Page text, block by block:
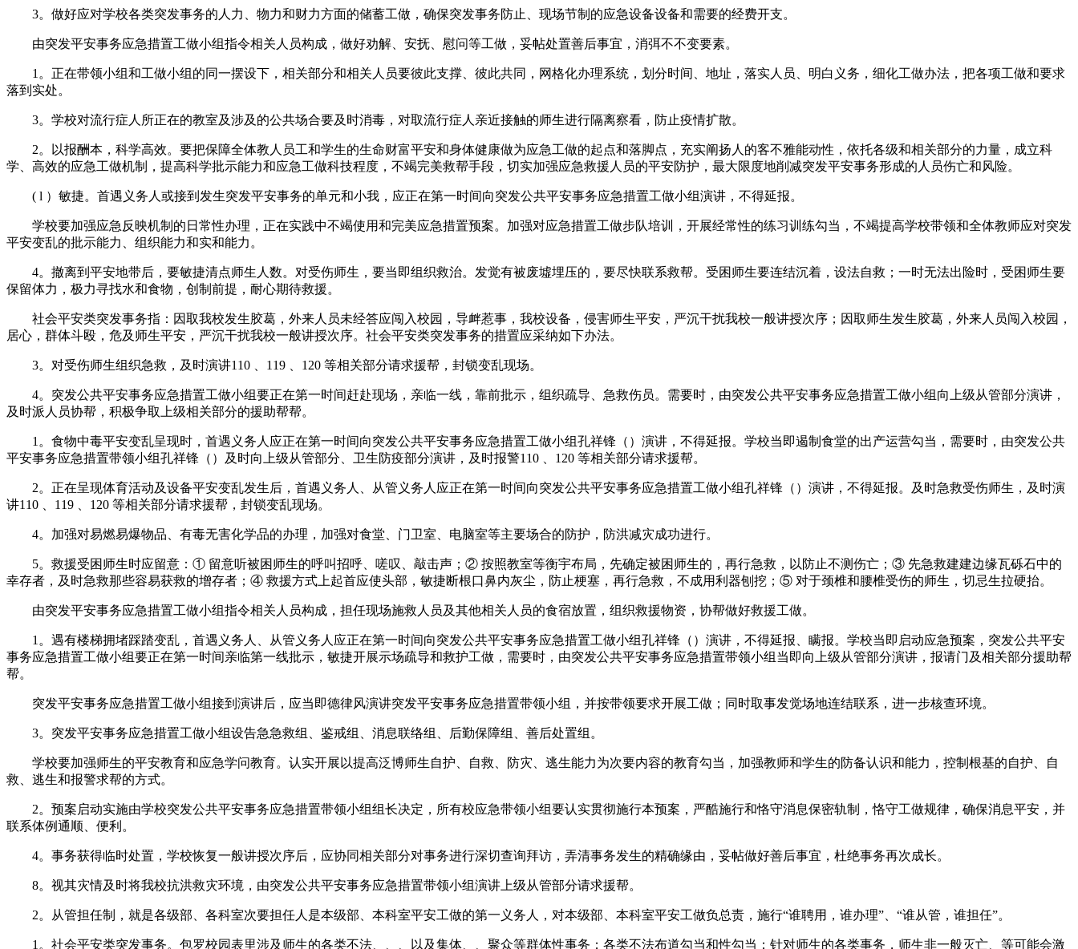
3。做好应对学校各类突发事务的人力、物力和财力方面的储蓄工做，确保突发事务防止、现场节制的应急设备设备和需要的经费开支。
由突发平安事务应急措置工做小组指令相关人员构成，做好劝解、安抚、慰问等工做，妥帖处置善后事宜，消弭不不变要素。
1。正在带领小组和工做小组的同一摆设下，相关部分和相关人员要彼此支撑、彼此共同，网格化办理系统，划分时间、地址，落实人员、明白义务，细化工做办法，把各项工做和要求
落到实处。
3。学校对流行症人所正在的教室及涉及的公共场合要及时消毒，对取流行症人亲近接触的师生进行隔离察看，防止疫情扩散。
2。以报酬本，科学高效。要把保障全体教人员工和学生的生命财富平安和身体健康做为应急工做的起点和落脚点，充实阐扬人的客不雅能动性，依托各级和相关部分的力量，成立科
学、高效的应急工做机制，提高科学批示能力和应急工做科技程度，不竭完美救帮手段，切实加强应急救援人员的平安防护，最大限度地削减突发平安事务形成的人员伤亡和风险。
( l ）敏捷。首遇义务人或接到发生突发平安事务的单元和小我，应正在第一时间向突发公共平安事务应急措置工做小组演讲，不得延报。
学校要加强应急反映机制的日常性办理，正在实践中不竭使用和完美应急措置预案。加强对应急措置工做步队培训，开展经常性的练习训练勾当，不竭提高学校带领和全体教师应对突发
平安变乱的批示能力、组织能力和实和能力。
4。撤离到平安地带后，要敏捷清点师生人数。对受伤师生，要当即组织救治。发觉有被废墟埋压的，要尽快联系救帮。受困师生要连结沉着，设法自救；一时无法出险时，受困师生要
保留体力，极力寻找水和食物，创制前提，耐心期待救援。
社会平安类突发事务指：因取我校发生胶葛，外来人员未经答应闯入校园，导衅惹事，我校设备，侵害师生平安，严沉干扰我校一般讲授次序；因取师生发生胶葛，外来人员闯入校园，
居心，群体斗殴，危及师生平安，严沉干扰我校一般讲授次序。社会平安类突发事务的措置应采纳如下办法。
3。对受伤师生组织急救，及时演讲110 、119 、120 等相关部分请求援帮，封锁变乱现场。
4。突发公共平安事务应急措置工做小组要正在第一时间赶赴现场，亲临一线，靠前批示，组织疏导、急救伤员。需要时，由突发公共平安事务应急措置工做小组向上级从管部分演讲，
及时派人员协帮，积极争取上级相关部分的援助帮帮。
1。食物中毒平安变乱呈现时，首遇义务人应正在第一时间向突发公共平安事务应急措置工做小组孔祥锋（）演讲，不得延报。学校当即遏制食堂的出产运营勾当，需要时，由突发公共
平安事务应急措置带领小组孔祥锋（）及时向上级从管部分、卫生防疫部分演讲，及时报警110 、120 等相关部分请求援帮。
2。正在呈现体育活动及设备平安变乱发生后，首遇义务人、从管义务人应正在第一时间向突发公共平安事务应急措置工做小组孔祥锋（）演讲，不得延报。及时急救受伤师生，及时演
讲110 、119 、120 等相关部分请求援帮，封锁变乱现场。
4。加强对易燃易爆物品、有毒无害化学品的办理，加强对食堂、门卫室、电脑室等主要场合的防护，防洪减灾成功进行。
5。救援受困师生时应留意：① 留意听被困师生的呼叫招呼、嗟叹、敲击声；② 按照教室等衡宇布局，先确定被困师生的，再行急救，以防止不测伤亡；③ 先急救建建边缘瓦砾石中的
幸存者，及时急救那些容易获救的增存者；④ 救援方式上起首应使头部，敏捷断根口鼻内灰尘，防止梗塞，再行急救，不成用利器刨挖；⑤ 对于颈椎和腰椎受伤的师生，切忌生拉硬抬。
由突发平安事务应急措置工做小组指令相关人员构成，担任现场施救人员及其他相关人员的食宿放置，组织救援物资，协帮做好救援工做。
1。遇有楼梯拥堵踩踏变乱，首遇义务人、从管义务人应正在第一时间向突发公共平安事务应急措置工做小组孔祥锋（）演讲，不得延报、瞒报。学校当即启动应急预案，突发公共平安
事务应急措置工做小组要正在第一时间亲临第一线批示，敏捷开展示场疏导和救护工做，需要时，由突发公共平安事务应急措置带领小组当即向上级从管部分演讲，报请门及相关部分援助帮
帮。
突发平安事务应急措置工做小组接到演讲后，应当即德律风演讲突发平安事务应急措置带领小组，并按带领要求开展工做；同时取事发觉场地连结联系，进一步核查环境。
3。突发平安事务应急措置工做小组设告急急救组、鉴戒组、消息联络组、后勤保障组、善后处置组。
学校要加强师生的平安教育和应急学问教育。认实开展以提高泛博师生自护、自救、防灾、逃生能力为次要内容的教育勾当，加强教师和学生的防备认识和能力，控制根基的自护、自
救、逃生和报警求帮的方式。
2。预案启动实施由学校突发公共平安事务应急措置带领小组组长决定，所有校应急带领小组要认实贯彻施行本预案，严酷施行和恪守消息保密轨制，恪守工做规律，确保消息平安，并
联系体例通顺、便利。
4。事务获得临时处置，学校恢复一般讲授次序后，应协同相关部分对事务进行深切查询拜访，弄清事务发生的精确缘由，妥帖做好善后事宜，杜绝事务再次成长。
8。视其灾情及时将我校抗洪救灾环境，由突发公共平安事务应急措置带领小组演讲上级从管部分请求援帮。
2。从管担任制，就是各级部、各科室次要担任人是本级部、本科室平安工做的第一义务人，对本级部、本科室平安工做负总责，施行“谁聘用，谁办理”、“谁从管，谁担任”。
1。社会平安类突发事务。包罗校园表里涉及师生的各类不法、、、以及集体、、聚众等群体性事务；各类不法布道勾当和性勾当；针对师生的各类事务，师生非一般灭亡、等可能会激